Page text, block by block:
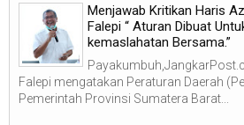
Menjawab Kritikan Haris
Falepi “ Aturan Dibuat
kemaslahatan Bersama.”
Falepi mengatakan Peraturan Daerah
Pemerintah Provinsi Sumatera Barat...